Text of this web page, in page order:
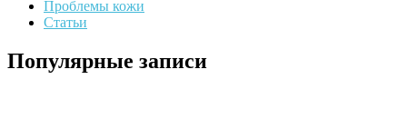
Проблемы кожи
Статьи
Популярные записи